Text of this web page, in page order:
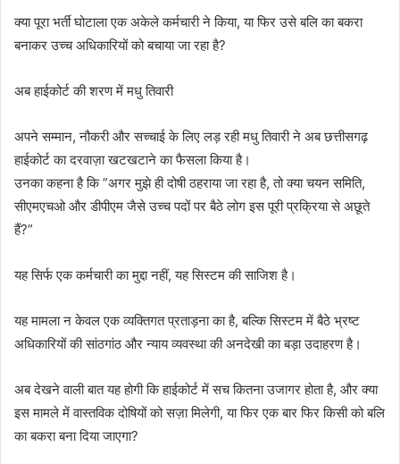
क्या पूरा भर्ती घोटाला एक अकेले कर्मचारी ने किया, या फिर उसे बलि का बकरा
बनाकर उच्च अधिकारियों को बचाया जा रहा है?
अब हाईकोर्ट की शरण में मधु तिवारी
अपने सम्मान, नौकरी और सच्चाई के लिए लड़ रही मधु तिवारी ने अब छत्तीसगढ़
हाईकोर्ट का दरवाज़ा खटखटाने का फैसला किया है।
उनका कहना है कि ”अगर मुझे ही दोषी ठहराया जा रहा है, तो क्या चयन समिति,
सीएमएचओ और डीपीएम जैसे उच्च पदों पर बैठे लोग इस पूरी प्रक्रिया से अछूते
हैं?”
यह सिर्फ एक कर्मचारी का मुद्दा नहीं, यह सिस्टम की साजिश है।
यह मामला न केवल एक व्यक्तिगत प्रताड़ना का है, बल्कि सिस्टम में बैठे भ्रष्ट
अधिकारियों की सांठगांठ और न्याय व्यवस्था की अनदेखी का बड़ा उदाहरण है।
अब देखने वाली बात यह होगी कि हाईकोर्ट में सच कितना उजागर होता है, और क्या
इस मामले में वास्तविक दोषियों को सज़ा मिलेगी, या फिर एक बार फिर किसी को बलि
का बकरा बना दिया जाएगा?